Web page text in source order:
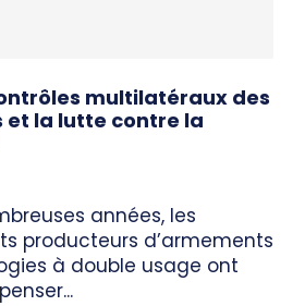
multilatéraux des
la lutte contre la
années, les
producteurs d’armements
à double usage ont